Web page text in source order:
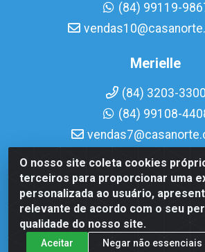
O nosso site coleta cookies
terceiros para proporcionar uma
personalizada ao usuário,
relevante de acordo com o seu
qualidade do nosso site.
Aceitar Negar não essenciais
(84) 99119-
Merielle
(84) 3203-3300
(84) 99108-
Casa Norte LTDA - Av. Interventor
Dix-Sept Rosado, Natal/RN - CEP
08.713.513/0001-51